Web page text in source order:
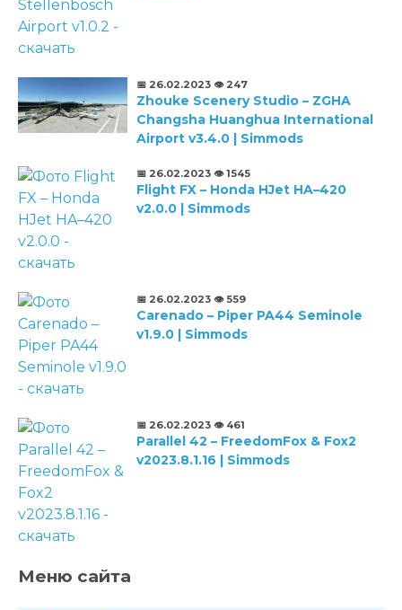
📅 26.02.2023 👁️ 247
Zhouke Scenery Studio – ZGHA
Changsha Huanghua International
Airport v3.4.0 | Simmods
📅 26.02.2023 👁️ 1545
Flight FX – Honda HJet HA–420
v2.0.0 | Simmods
📅 26.02.2023 👁️ 559
Carenado – Piper PA44 Seminole
v1.9.0 | Simmods
📅 26.02.2023 👁️ 461
Parallel 42 – FreedomFox & Fox2
v2023.8.1.16 | Simmods
Меню сайта